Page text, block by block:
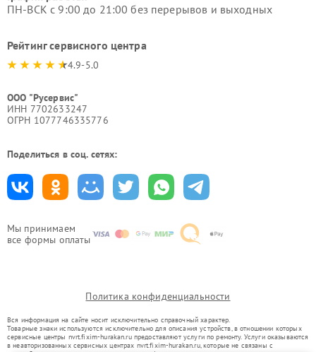
Мы принимаем
все формы оплаты
ПН-ВСК с 9:00 до 21:00 без перерывов и выходных
Рейтинг сервисного центра
4.9-5.0
ООО "Русервис"
ИНН 7702633247
ОГРН 1077746335776
Поделиться в соц. сетях:
Политика конфиденциальности
Вся информация на сайте носит исключительно справочный характер.
Товарные знаки используются исключительно для описания устройств, в отношении которых
сервисные центры nvrt.fixim-hurakan.ru предоставляют услуги по ремонту. Услуги оказываются
в неавторизованных сервисных центрах nvrt.fixim-hurakan.ru, которые не связаны с